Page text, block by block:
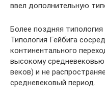
ввел дополнительную
Более поздняя
Типология Гейбига
континентального
высокому
веков) и не
средневековый период.